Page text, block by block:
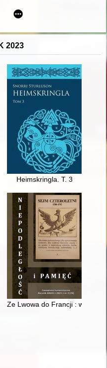
: kobiety w trójmiejskiej
2023
diecezji krakowskiej w latach
Heimskringla. T. 3
Ze Lwowa do Francji :